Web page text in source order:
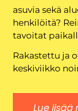
asuvia sekä
henkilöitä?
tavoitat
Rakastettu ja
keskiviikko
Lue